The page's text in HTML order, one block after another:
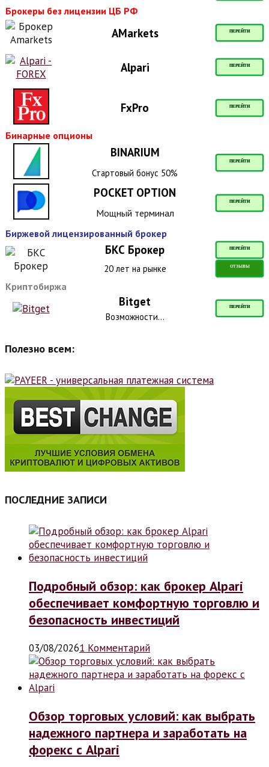
Брокеры без лицензии ЦБ РФ
AMarkets ПЕРЕЙТИ
Alpari ПЕРЕЙТИ
FxPro ПЕРЕЙТИ
Бинарные опционы
BINARIUM
ПЕРЕЙТИ
Стартовый бонус 50%
POCKET OPTION
ПЕРЕЙТИ
Мощный терминал
Биржевой лицензированный брокер
БКС Брокер ПЕРЕЙТИ
20 лет на рынке ОТЗЫВЫ
Криптобиржа
Bitget ПЕРЕЙТИ
Возможности...
Полезно всем:
ПОСЛЕДНИЕ ЗАПИСИ
Подробный обзор: как брокер Alpari
обеспечивает комфортную торговлю и
безопасность инвестиций
03/08/20261 Комментарий
Обзор торговых условий: как выбрать
надежного партнера и заработать на
форекс с Alpari